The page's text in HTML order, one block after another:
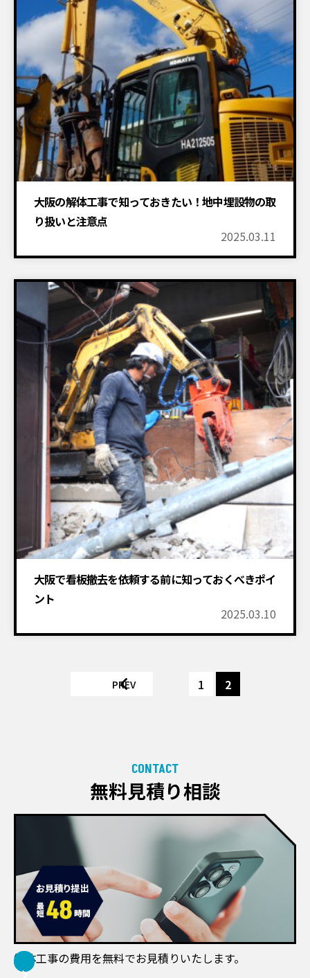
大阪の解体工事で知っておきたい！地中埋設物の取
り扱いと注意点
2025.03.11
大阪で看板撤去を依頼する前に知っておくべきポイ
ント
2025.03.10
設置物撤去 建物解体工事 付帯工事
PREV 1 2
CONTACT
無料見積り相談
解体工事の費用を無料でお見積りいたします。